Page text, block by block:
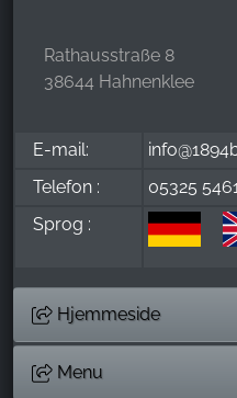
Rathausstraße 8
38644 Hahnenklee
E-mail:
Telefon :
05325
Sprog :
Hjemmeside
Menu